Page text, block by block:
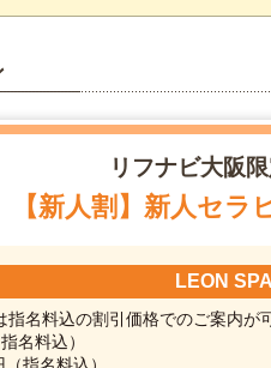
リフナビ大阪
【新人割】新人セ
LEON
指名料込の割引価格でのご案内が
名料込）